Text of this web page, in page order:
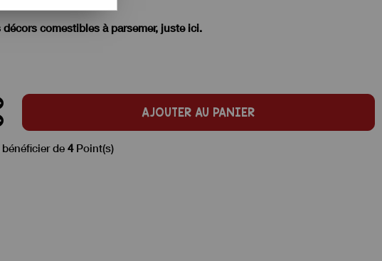
comestibles à parsemer, juste ici.
AJOUTER AU PANIER
de 4Point(s)